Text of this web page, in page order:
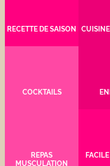
RECETTE DE SAISON
COCKTAILS
REPAS
MUSCULATION